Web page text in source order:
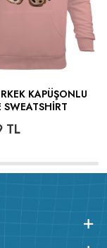
KAPÜŞONLU
TL